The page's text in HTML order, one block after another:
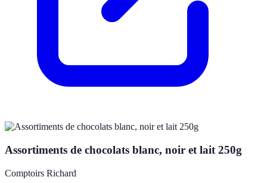
Assortiments de chocolats blanc, noir et lait 250g
Comptoirs Richard